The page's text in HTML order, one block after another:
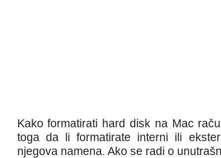
Kako formatirati hard disk na Mac
toga da li formatirate interni ili
njegova namena. Ako se radi o